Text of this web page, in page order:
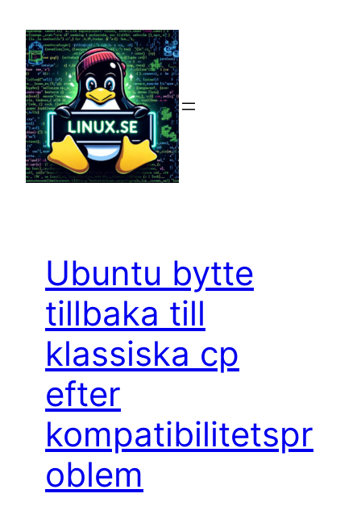
innehåll
Ubuntu bytte
tillbaka till
klassiska cp
efter
kompatibilitetspr
oblem